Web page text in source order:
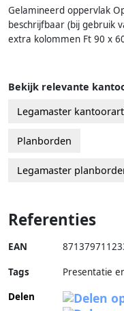
Gelamineerd oppervlak
beschrijfbaar (bij gebruik
extra kolommen Ft 90 x
Bekijk relevante
Legamaster
Planborden
Legamaster
Referenties
EAN
Tags
Presentatie
Delen